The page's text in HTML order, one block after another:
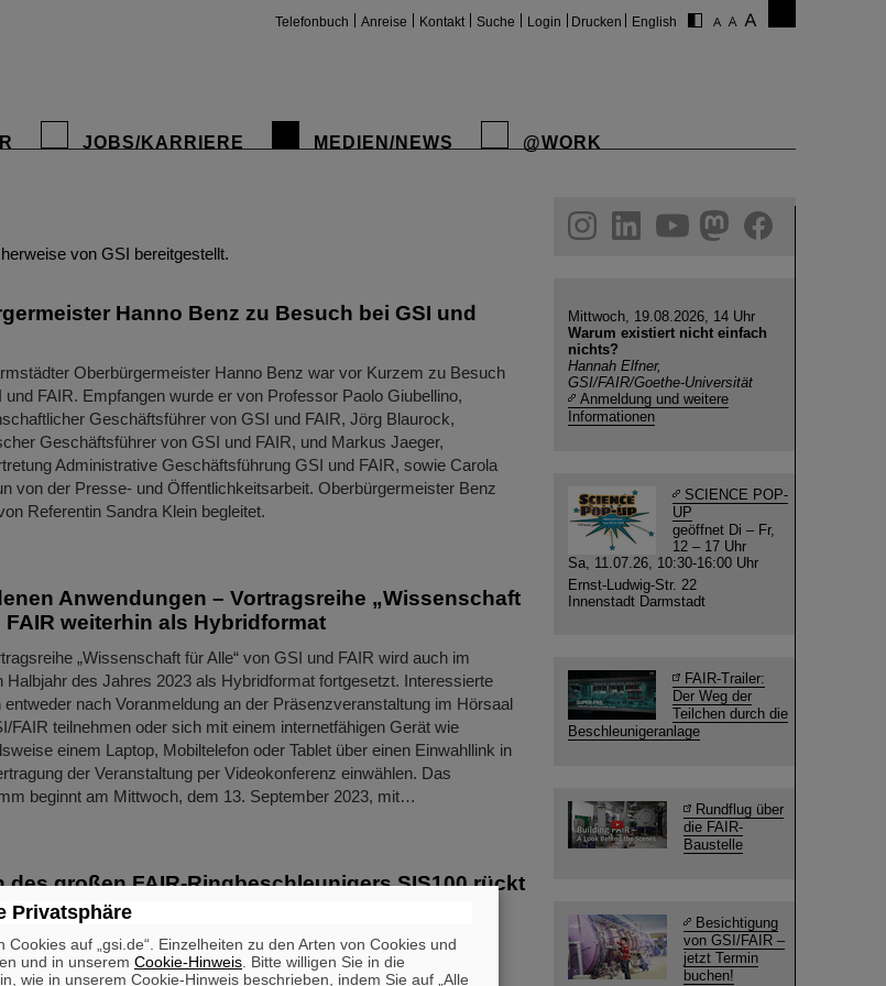
Telefonbuch Anreise Kontakt Suche Login Drucken English
JOBS/KARRIERE MEDIEN/NEWS @WORK
von GSI bereitgestellt.
Hanno Benz zu Besuch bei GSI und
Oberbürgermeister Hanno Benz war vor Kurzem zu Besuch
und FAIR. Empfangen wurde er von Professor Paolo Giubellino,
Geschäftsführer von GSI und FAIR, Jörg Blaurock,
Geschäftsführer von GSI und FAIR, und Markus Jaeger,
Administrative Geschäftsführung GSI und FAIR, sowie Carola
von der Presse- und Öffentlichkeitsarbeit. Oberbürgermeister Benz
Referentin Sandra Klein begleitet.
Anwendungen – Vortragsreihe „Wissenschaft
weiterhin als Hybridformat
„Wissenschaft für Alle“ von GSI und FAIR wird auch im
Halbjahr des Jahres 2023 als Hybridformat fortgesetzt. Interessierte
entweder nach Voranmeldung an der Präsenzveranstaltung im Hörsaal
FAIR teilnehmen oder sich mit einem internetfähigen Gerät wie
einem Laptop, Mobiltelefon oder Tablet über einen Einwahllink in
der Veranstaltung per Videokonferenz einwählen. Das
beginnt am Mittwoch, dem 13. September 2023, mit…
großen FAIR-Ringbeschleunigers SIS100 rückt
die Rohbauarbeiten auf dem Baufeld voranschreiten und die
und Fertigung der Hightech-Komponenten für das künftige
helmholtz.social
facebook
Mittwoch, 19.08.2026, 14 Uhr
Warum existiert nicht einfach
nichts?
Hannah Elfner,
GSI/FAIR/Goethe-Universität
Anmeldung und weitere
Informationen
SCIENCE POP-
UP
geöffnet Di – Fr,
12 – 17 Uhr
Sa, 11.07.26, 10:30-16:00 Uhr
Ernst-Ludwig-Str. 22
Innenstadt Darmstadt
FAIR-Trailer:
Der Weg der
Teilchen durch die
Beschleunigeranlage
Rundflug über
die FAIR-
Baustelle
Besichtigung
von GSI/FAIR –
jetzt Termin
buchen!
Privatsphäre
auf „gsi.de“. Einzelheiten zu den Arten von Cookies und
und in unserem Cookie-Hinweis . Bitte willigen Sie in die
wie in unserem Cookie-Hinweis beschrieben, indem Sie auf „Alle